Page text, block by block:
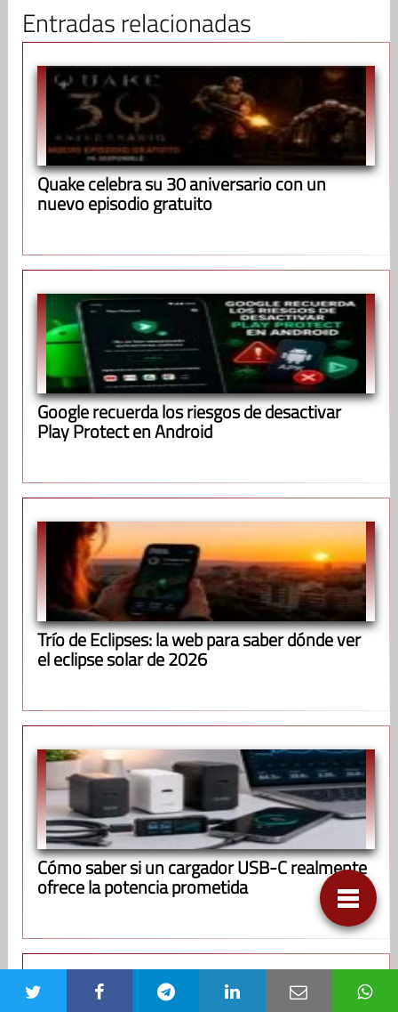
Entradas relacionadas
Quake celebra su 30 aniversario con un
nuevo episodio gratuito
Google recuerda los riesgos de desactivar
Play Protect en Android
Trío de Eclipses: la web para saber dónde ver
el eclipse solar de 2026
Cómo saber si un cargador USB-C realmente
ofrece la potencia prometida